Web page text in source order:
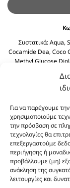
Για να παρέχουμε
χρησιμοποιούμε
την πρόσβαση σε
τεχνολογίες θα
επεξεργαστούμε
περιήγησης ή
προβάλλουμε (μη)
ανάκληση της
λειτουργίες και
Συστατικά:Aqua,
Cocamide Dea, Coco
Methyl Glucose
Europaea (Olive)
Οι
και δεν